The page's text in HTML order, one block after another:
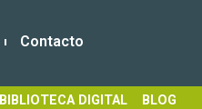
Contacto
BIBLIOTECA DIGITAL BLOG